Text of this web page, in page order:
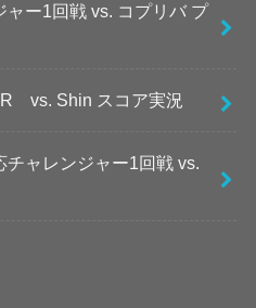
ー1回戦 vs. コプリバ プ
vs. Shin スコア実況
ャレンジャー1回戦 vs.